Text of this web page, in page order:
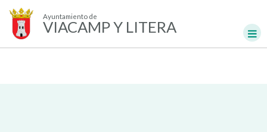
Ayuntamiento de
VIACAMP Y LITERA